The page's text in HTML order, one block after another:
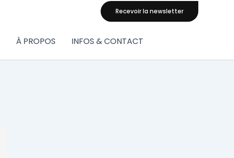
Recevoir la newsletter
À PROPOS INFOS & CONTACT